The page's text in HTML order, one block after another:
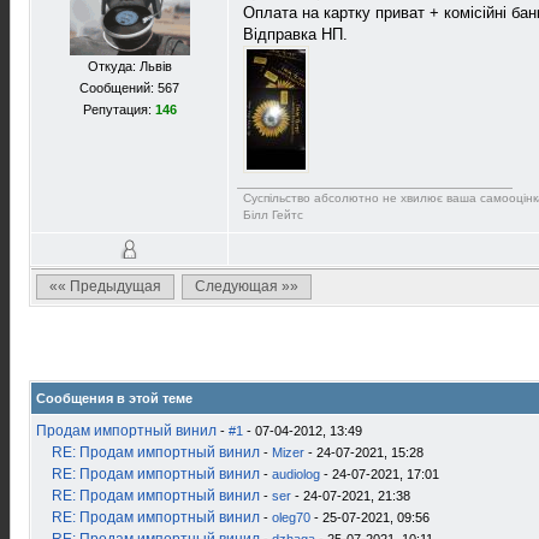
Откуда: Львів
Сообщений: 567
Репутация: 146
Оплата на картку приват + комісійні
Відправка НП.
Суспільство абсолютно не хвилює ваша
Білл Гейтс
«« Предыдущая
Следующая »»
Сообщения в этой теме
Продам импортный винил - #1 - 07-04-2012, 13:49
RE: Продам импортный винил - Mizer - 24-07-2021, 15:28
RE: Продам импортный винил - audiolog - 24-07-2021, 17:01
RE: Продам импортный винил - ser - 24-07-2021, 21:38
RE: Продам импортный винил - oleg70 - 25-07-2021, 09:56